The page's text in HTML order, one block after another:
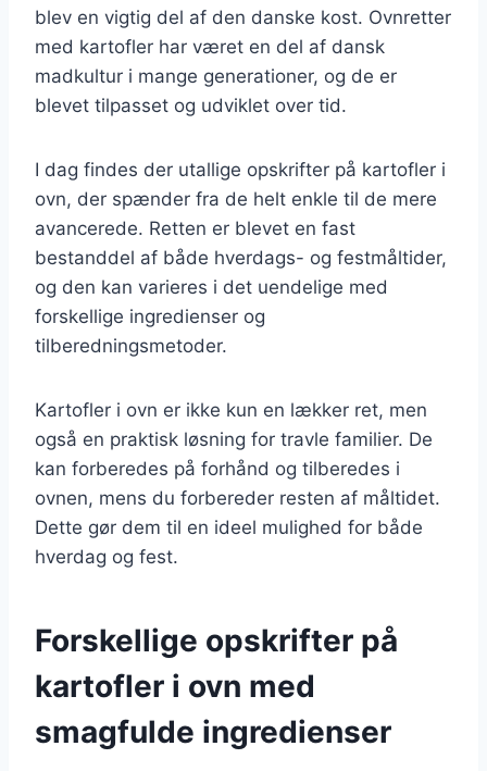
blev en vigtig del af den danske kost. Ovnretter
med kartofler har været en del af dansk
madkultur i mange generationer, og de er
blevet tilpasset og udviklet over tid.
I dag findes der utallige opskrifter på kartofler i
ovn, der spænder fra de helt enkle til de mere
avancerede. Retten er blevet en fast
bestanddel af både hverdags- og festmåltider,
og den kan varieres i det uendelige med
forskellige ingredienser og
tilberedningsmetoder.
Kartofler i ovn er ikke kun en lækker ret, men
også en praktisk løsning for travle familier. De
kan forberedes på forhånd og tilberedes i
ovnen, mens du forbereder resten af måltidet.
Dette gør dem til en ideel mulighed for både
hverdag og fest.
Forskellige opskrifter på
kartofler i ovn med
smagfulde ingredienser